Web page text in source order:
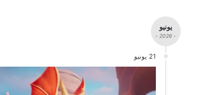
يونيو
- 2026 -
21 يونيو